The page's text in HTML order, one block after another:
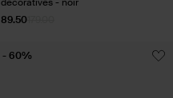
89.50
- 60%